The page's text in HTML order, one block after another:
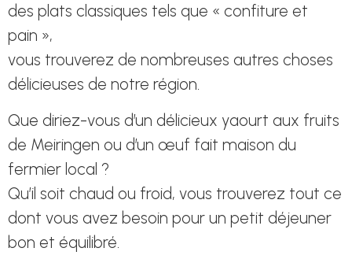
des plats classiques tels que « confiture et
pain »,
vous trouverez de nombreuses autres choses
délicieuses de notre région.
Que diriez-vous d’un délicieux yaourt aux fruits
de Meiringen ou d’un œuf fait maison du
fermier local ?
Qu’il soit chaud ou froid, vous trouverez tout ce
dont vous avez besoin pour un petit déjeuner
bon et équilibré.